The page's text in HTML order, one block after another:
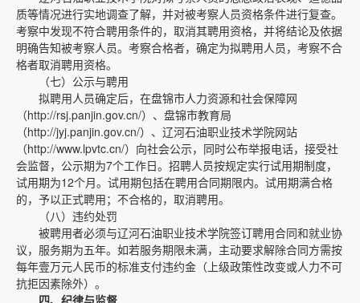
质等情况进行实地调查了解，并对被考察人员资格条件进行复查。
考察中发现不符合聘用条件的，取消其聘用资格，并将结论及依据
明确告知被考察人员。考察合格者，确定为拟聘用人员，考察不合
格者取消聘用资格。
（七）公示与聘用
拟聘用人员确定后，在盘锦市人力资源和社会保障网
（http://rsj.panjin.gov.cn/）、盘锦市教育局
（http://jyj.panjin.gov.cn/）、辽河石油职业技术学院网站
（http://www.lpvtc.cn/）向社会公示，同时公布举报电话，接受社
会监督，公示期为7个工作日。招聘人员按规定实行试用期制度，
试用期为12个月。试用期包括在聘用合同期限内。试用期满合格
的，予以正式聘用；不合格的，取消聘用。
（八）违约处罚
被聘用者必须与辽河石油职业技术学院签订聘用合同和就业协
议，服务期为五年。如若服务期限未满，主动要求解除合同方需按
每年壹万元人民币的标准支付违约金（上级政策性改变或人力不可
抗拒因素除外）。
四、纪律与监督